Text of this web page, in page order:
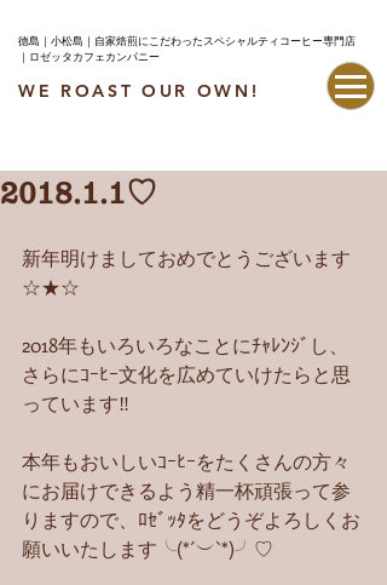
WE ROAST OUR OWN!
徳島｜小松島｜自家焙煎にこだわったスペシャルティコーヒー専門店
｜ロゼッタカフェカンパニー
2018.1.1♡
新年明けましておめでとうございます
☆★☆
2018年もいろいろなことにﾁｬﾚﾝｼﾞし、
さらにｺｰﾋｰ文化を広めていけたらと思
っています‼︎
本年もおいしいｺｰﾋｰをたくさんの方々
にお届けできるよう精一杯頑張って参
りますので、ﾛｾﾞｯﾀをどうぞよろしくお
願いいたします╰(*´︶`*)╯♡